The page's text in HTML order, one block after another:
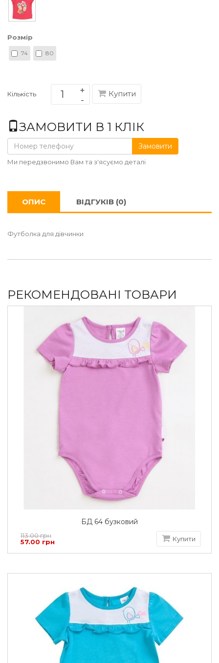
Розмір
74 80
Кількість Купити
ЗАМОВИТИ В 1 КЛІК
Замовити
Ми передзвонимо Вам та з'ясуємо деталі
ОПИС ВІДГУКІВ (0)
Футболка для дівчинки
РЕКОМЕНДОВАНІ ТОВАРИ
БД 64 бузковий
113.00 грн
57.00 грн
Купити